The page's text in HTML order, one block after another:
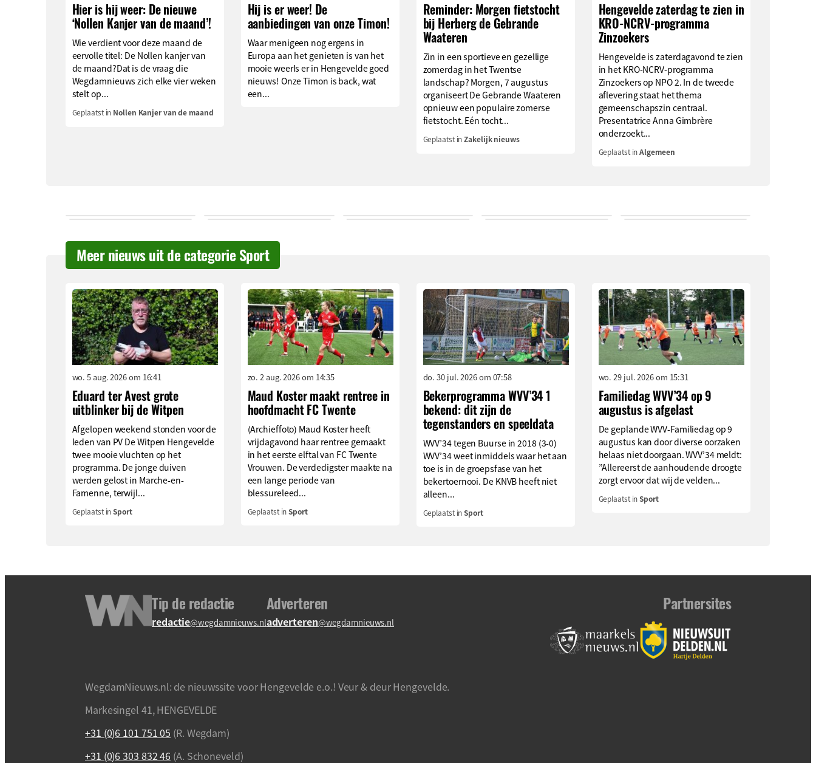
Hier is hij weer: De nieuwe
‘Nollen Kanjer van de maand’!
Wie verdient voor deze maand de
eervolle titel: De Nollen kanjer van
de maand?Dat is de vraag die
Wegdamnieuws zich elke vier weken
stelt op...
Geplaatst in Nollen Kanjer van de maand
Hij is er weer! De
aanbiedingen van onze Timon!
Waar menigeen nog ergens in
Europa aan het genieten is van het
mooie weerIs er in Hengevelde goed
nieuws! Onze Timon is back, wat
een...
Reminder: Morgen fietstocht
bij Herberg de Gebrande
Waateren
Zin in een sportieve en gezellige
zomerdag in het Twentse
landschap? Morgen, 7 augustus
organiseert De Gebrande Waateren
opnieuw een populaire zomerse
fietstocht. Eén tocht...
Geplaatst inZakelijk nieuws
Hengevelde zaterdag te zien in
KRO-NCRV-programma
Zinzoekers
Hengevelde is zaterdagavond te zien
in het KRO-NCRV-programma
Zinzoekers op NPO 2. In de tweede
aflevering staat het thema
gemeenschapszin centraal.
Presentatrice Anna Gimbrère
onderzoekt...
Geplaatst inAlgemeen
Meer nieuws uit de categorie Sport
wo. 5 aug. 2026 om 16:41
Eduard ter Avest grote
uitblinker bij de Witpen
Afgelopen weekend stonden voor de
leden van PV De Witpen Hengevelde
twee mooie vluchten op het
programma. De jonge duiven
werden gelost in Marche-en-
Famenne, terwijl...
Geplaatst inSport
zo. 2 aug. 2026 om 14:35
Maud Koster maakt rentree in
hoofdmacht FC Twente
(Archieffoto) Maud Koster heeft
vrijdagavond haar rentree gemaakt
in het eerste elftal van FC Twente
Vrouwen. De verdedigster maakte na
een lange periode van
blessureleed...
Geplaatst inSport
do. 30 jul. 2026 om 07:58
Bekerprogramma WVV’34 1
bekend: dit zijn de
tegenstanders en speeldata
WVV’34 tegen Buurse in 2018 (3-0)
WVV’34 weet inmiddels waar het aan
toe is in de groepsfase van het
bekertoernooi. De KNVB heeft niet
alleen...
Geplaatst inSport
wo. 29 jul. 2026 om 15:31
Familiedag WVV’34 op 9
augustus is afgelast
De geplande WVV-Familiedag op 9
augustus kan door diverse oorzaken
helaas niet doorgaan. WVV’34 meldt:
”Allereerst de aanhoudende droogte
zorgt ervoor dat wij de velden...
Geplaatst inSport
Tip de redactie
redactie@wegdamnieuws.nl
Adverteren
adverteren@wegdamnieuws.nl
Partnersites
WegdamNieuws.nl: de nieuwssite voor Hengevelde e.o.! Veur & deur Hengevelde.
Markesingel 41, HENGEVELDE
+31 (0)6 101 751 05 (R. Wegdam)
+31 (0)6 303 832 46 (A. Schoneveld)